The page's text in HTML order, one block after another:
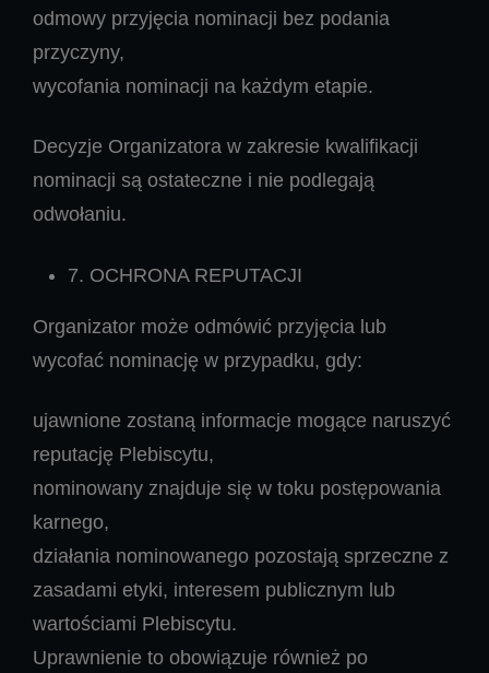
odmowy przyjęcia nominacji bez podania
przyczyny,
wycofania nominacji na każdym etapie.
Decyzje Organizatora w zakresie kwalifikacji
nominacji są ostateczne i nie podlegają
odwołaniu.
7. OCHRONA REPUTACJI
Organizator może odmówić przyjęcia lub
wycofać nominację w przypadku, gdy:
ujawnione zostaną informacje mogące naruszyć
reputację Plebiscytu,
nominowany znajduje się w toku postępowania
karnego,
działania nominowanego pozostają sprzeczne z
zasadami etyki, interesem publicznym lub
wartościami Plebiscytu.
Uprawnienie to obowiązuje również po